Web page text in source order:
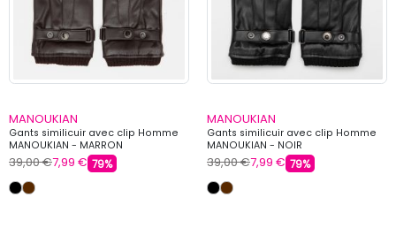
MANOUKIAN
Gants similicuir avec clip Homme
MANOUKIAN - MARRON
39,00 €7,99 € 79%
MANOUKIAN
Gants similicuir avec clip Homme
MANOUKIAN - NOIR
39,00 €7,99 € 79%